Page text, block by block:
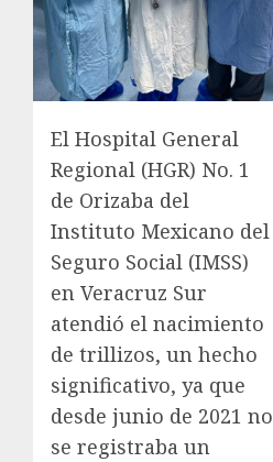
El Hospital General
Regional (HGR) No. 1
de Orizaba del
Instituto Mexicano del
Seguro Social (IMSS)
en Veracruz Sur
atendió el nacimiento
de trillizos, un hecho
significativo, ya que
desde junio de 2021 no
se registraba un